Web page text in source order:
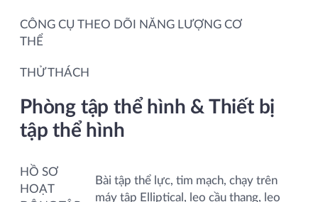
CÔNG CỤ THEO DÕI NĂNG LƯỢNG CƠ
THỂ
THỬ THÁCH
Phòng tập thể hình & Thiết bị
tập thể hình
HỒ SƠ
HOẠT
Bài tập thể lực, tim mạch, chạy trên
máy tập Elliptical, leo cầu thang, leo